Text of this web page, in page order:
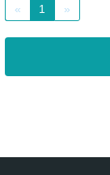
« 1 »